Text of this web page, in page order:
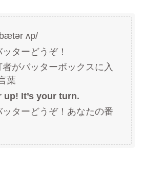
ʌp/
ターどうぞ！
がバッターボックスに入
葉
up! It’s your turn.
ッターどうぞ！あなたの番